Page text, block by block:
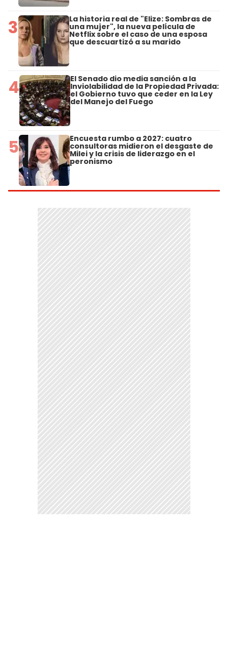
3 La historia real de "Elize: Sombras de
una mujer", la nueva película de
Netflix sobre el caso de una esposa
que descuartizó a su marido
4 El Senado dio media sanción a la
Inviolabilidad de la Propiedad Privada:
el Gobierno tuvo que ceder en la Ley
del Manejo del Fuego
5 Encuesta rumbo a 2027: cuatro
consultoras midieron el desgaste de
Milei y la crisis de liderazgo en el
peronismo